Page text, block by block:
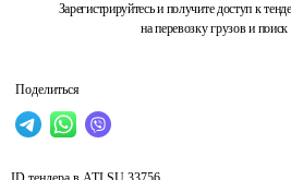
Зарегистрируйтесь и получите доступ к
на перевозку грузов и поиск
Поделиться